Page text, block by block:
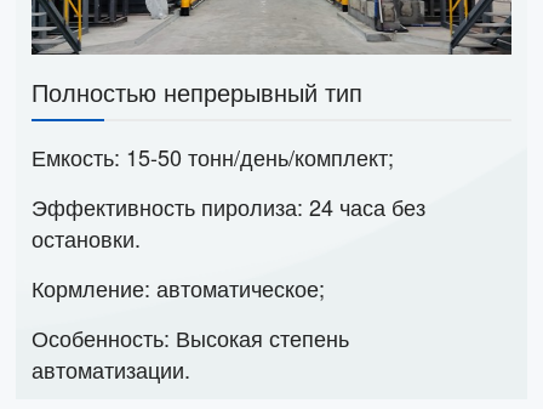
Полностью непрерывный тип
Емкость: 15-50 тонн/день/комплект;
Эффективность пиролиза: 24 часа без
остановки.
Кормление: автоматическое;
Особенность: Высокая степень
автоматизации.